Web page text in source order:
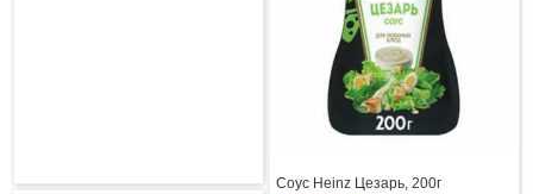
Соус Heinz Цезарь, 200г